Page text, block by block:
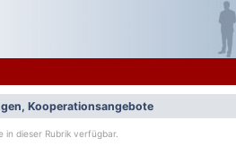
Kooperationsangebote
in dieser Rubrik verfügbar.